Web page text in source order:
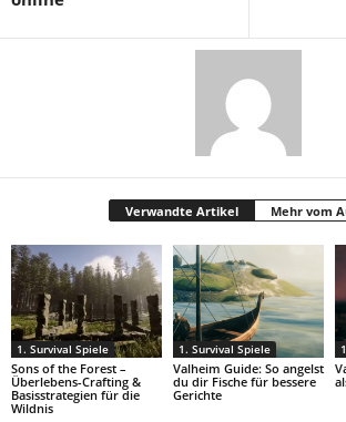
Verwandte Artikel Mehr vom
1. Survival Spiele
Sons of the Forest –
Überlebens-Crafting &
Basisstrategien für die
Wildnis
1. Survival Spiele
Valheim Guide: So angelst
du dir Fische für bessere
Gerichte